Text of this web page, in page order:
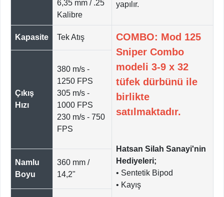
yapılır.
6,35 mm / .25
Kalibre
Kapasite Tek Atış
COMBO: Mod 125
Sniper Combo
modeli 3-9 x 32
tüfek dürbünü ile
birlikte
satılmaktadır.
Hatsan Silah Sanayi'nin
Hediyeleri;
• Sentetik Bipod
• Kayış
Çıkış
Hızı
380 m/s -
1250 FPS
305 m/s -
1000 FPS
230 m/s - 750
FPS
Namlu
Boyu
360 mm /
14,2"